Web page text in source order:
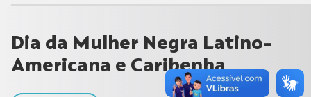
Dia da Mulher Negra Latino-
Americana e Caribenha